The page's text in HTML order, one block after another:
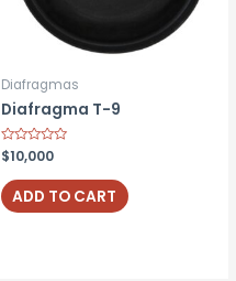
Diafragmas
Diafragma T-9
Rated
0
out
of
5
$10,000
ADD TO CART